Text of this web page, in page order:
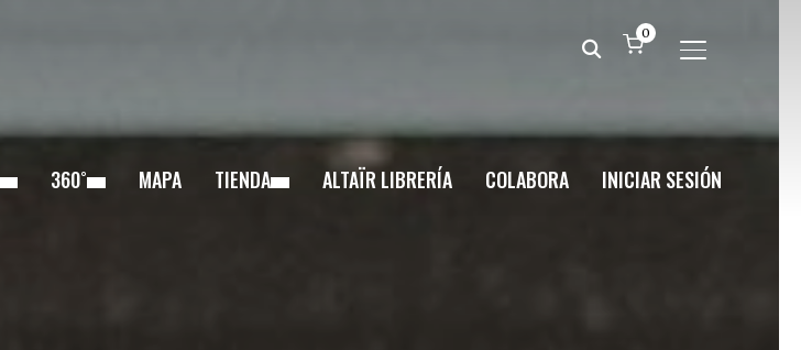
ALTERNAR
0
360˚ MAPA TIENDA ALTAÏR LIBRERÍA COLABORA INICIAR SESIÓN